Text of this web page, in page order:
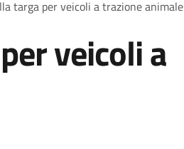
targa per veicoli a trazione animale
veicoli a